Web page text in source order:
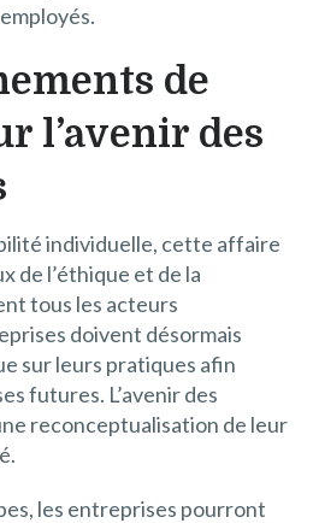
de
l’avenir des
individuelle, cette affaire
de l’éthique et de la
tous les acteurs
doivent désormais
sur leurs pratiques afin
futures. L’avenir des
reconceptualisation de leur
les entreprises pourront